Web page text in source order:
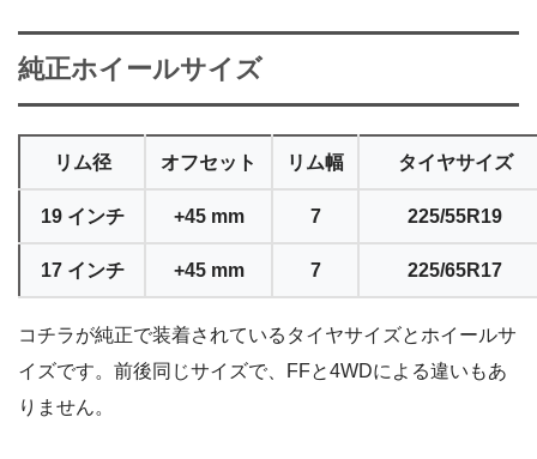
純正ホイールサイズ
リム径 オフセット リム幅 タイヤサイズ
19 インチ +45 mm 7 225/55R19
17 インチ +45 mm 7 225/65R17
コチラが純正で装着されているタイヤサイズとホイールサ
イズです。前後同じサイズで、FFと4WDによる違いもあ
りません。